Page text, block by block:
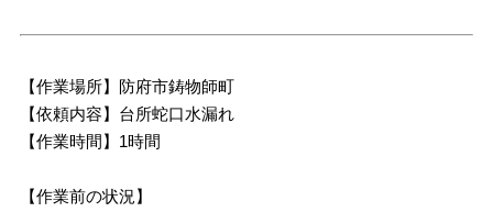
【作業場所】防府市鋳物師町
【依頼内容】台所蛇口水漏れ
【作業時間】1時間
【作業前の状況】